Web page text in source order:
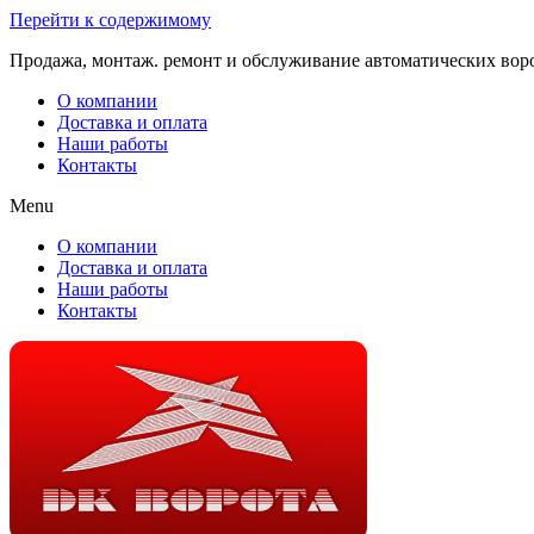
Перейти к содержимому
Продажа, монтаж. ремонт и обслуживание автоматических
О компании
Доставка и оплата
Наши работы
Контакты
Menu
О компании
Доставка и оплата
Наши работы
Контакты